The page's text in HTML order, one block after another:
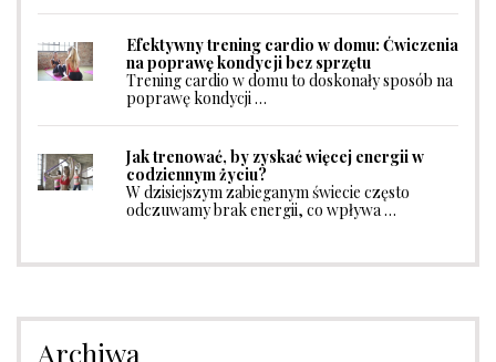
Efektywny trening cardio w domu: Ćwiczenia
na poprawę kondycji bez sprzętu
Trening cardio w domu to doskonały sposób na
poprawę kondycji …
Jak trenować, by zyskać więcej energii w
codziennym życiu?
W dzisiejszym zabieganym świecie często
odczuwamy brak energii, co wpływa …
Archiwa